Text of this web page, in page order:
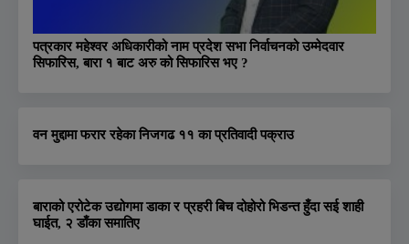
पत्रकार महेश्वर अधिकारीको नाम प्रदेश सभा निर्वाचनको उम्मेदवार
सिफारिस, बारा १ बाट अरु को सिफारिस भए ?
वन मुद्दामा फरार रहेका निजगढ ११ का प्रतिवादी पक्राउ
बाराको एरोटेक उद्योगमा डाका र प्रहरी बिच दोहोरो भिडन्त हुँदा सई शाही
घाईत, २ डाँका समातिए